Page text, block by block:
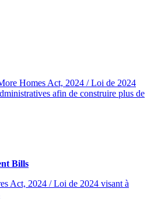
Homes Act, 2024 / Loi de 2024
afin de construire plus de
Bills
Act, 2024 / Loi de 2024 visant à